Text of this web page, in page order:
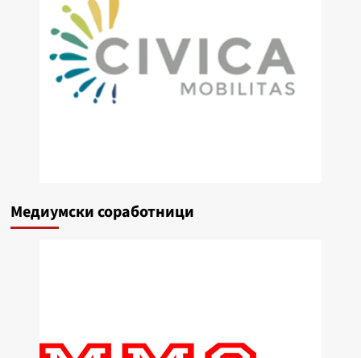
Медиумски соработници